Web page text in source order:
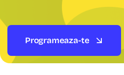
Programeaza-te